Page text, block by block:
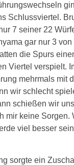
Schlussviertel.
7 seiner 22
gar nur 3
die Spurs
Viertel verspielt.
mehrmals mit
wir schlecht
schießen wir
mir keine Sorgen.
viel besser
sorgte ein